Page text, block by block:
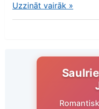
Uzzināt vairāk »